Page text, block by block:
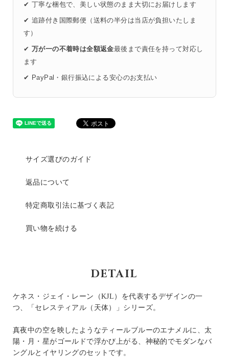
✔ 丁寧な梱包で、美しい状態のまま大切にお届けします
✔ 追跡付き国際郵便（送料の半分は当店が負担いたしま
す）
✔ 万が一の不着時は全額返金最後まで責任を持って対応し
ます
✔ PayPal・銀行振込による安心のお支払い
サイズ選びのガイド
返品について
特定商取引法に基づく表記
買い物を続ける
DETAIL
ケネス・ジェイ・レーン（KJL）を代表するデザインの一
つ、「セレスティアル（天体）」シリーズ。
真夜中の空を映したようなティールブルーのエナメルに、太
陽・月・星がゴールドで浮かび上がる、神秘的でモダンなバ
ングルとイヤリングのセットです。